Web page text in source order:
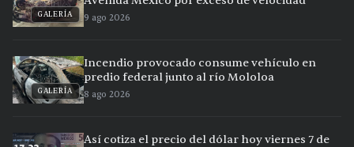
GALERÍA 9 ago 2026
GALERÍA
Incendio provocado consume vehículo en
predio federal junto al río Mololoa
8 ago 2026
Así cotiza el precio del dólar hoy viernes 7 de